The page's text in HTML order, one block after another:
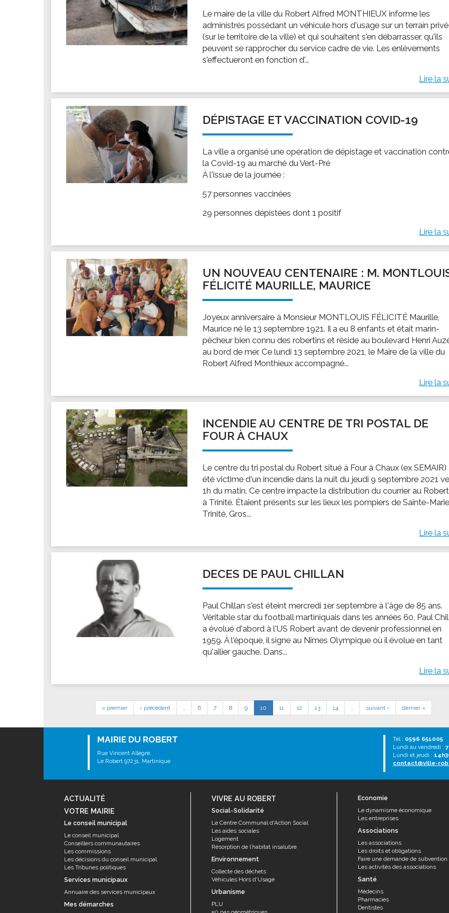
Le maire de la ville du Robert Alfred MONTHIEUX informe les
administrés possédant un véhicule hors d'usage sur un terrain privé
(sur le territoire de la ville) et qui souhaitent s'en débarrasser, qu'ils
peuvent se rapprocher du service cadre de vie. Les enlèvements
s'effectueront en fonction d'...
Lire la
DÉPISTAGE ET VACCINATION COVID-19
La ville a organisé une opération de dépistage et vaccination
la Covid-19 au marché du Vert-Pré
À l'issue de la journée :
57 personnes vaccinées
29 personnes dépistées dont 1 positif
Lire la
UN NOUVEAU CENTENAIRE : M.
FÉLICITÉ MAURILLE, MAURICE
Joyeux anniversaire à Monsieur MONTLOUIS FÉLICITÉ Maurille,
Maurice né le 13 septembre 1921. Il a eu 8 enfants et était marin-
pêcheur bien connu des robertins et réside au boulevard Henri
au bord de mer. Ce lundi 13 septembre 2021, le Maire de la ville du
Robert Alfred Monthieux accompagné...
Lire la
INCENDIE AU CENTRE DE TRI POSTAL DE
FOUR À CHAUX
Le centre du tri postal du Robert situé à Four à Chaux (ex SEMAIR)
été victime d'un incendie dans la nuit du jeudi 9 septembre 2021
1h du matin. Ce centre impacte la distribution du courrier au
à Trinité. Étaient présents sur les lieux les pompiers de Sainte-Marie,
Trinité, Gros...
Lire la
DECES DE PAUL CHILLAN
Paul Chillan s'est éteint mercredi 1er septembre à l'âge de 85 ans.
Véritable star du football martiniquais dans les années 60, Paul
a évolué d'abord à l'US Robert avant de devenir professionnel en
1959. À l'époque, il signe au Nîmes Olympique où il évolue en tant
qu'ailier gauche. Dans...
Lire la
« premier ‹ précédent 6 7 8 9 10 11 12 13 14 suivant › dernier »
MAIRIE DU ROBERT
Rue Vincent Allègre,
Le Robert 97231, Martinique
Tél : 0596 651005
Lundi au vendredi :
Lundi et jeudi :
contact@ville-
ACTUALITÉ
VOTRE MAIRIE
Le conseil municipal
Le conseil municipal
Conseillers communautaires
Les commissions
Les décisions du conseil municipal
Les Tribunes politiques
Services municipaux
Annuaire des services municipaux
Mes démarches
VIVRE AU ROBERT
Social-Solidarité
Le Centre Communal d'Action Social
Les aides sociales
Logement
Résorption de l’habitat insalubre
Environnement
Collecte des déchets
Véhicules Hors d'Usage
Urbanisme
PLU
Economie
Le dynamisme économique
Les entreprises
Associations
Les associations
Les droits et obligations
Faire une demande de subvention
Les activités des associations
Santé
Médecins
Pharmacies
Dentistes